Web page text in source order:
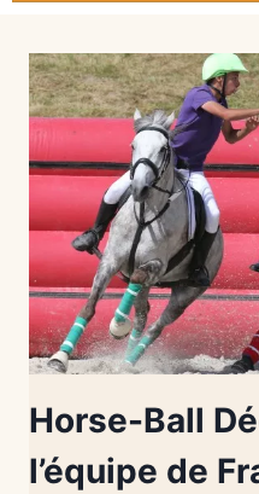
Horse-Ball
l’équipe de